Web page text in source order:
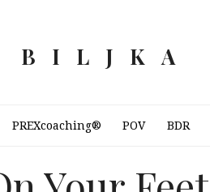
BILJKA
PREXcoaching® POV BDR